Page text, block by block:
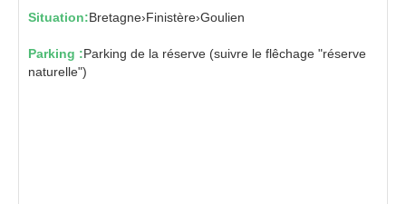
Situation:Bretagne›Finistère›Goulien
Parking :Parking de la réserve (suivre le flêchage "réserve
naturelle")